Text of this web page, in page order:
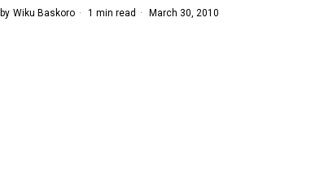
by Wiku Baskoro 1 min read March 30, 2010